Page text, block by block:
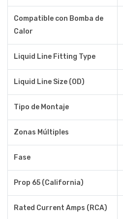
Compatible con Bomba de
Calor
Liquid Line Fitting Type
Liquid Line Size (OD)
Tipo de Montaje
Zonas Múltiples
Fase
Prop 65 (California)
Rated Current Amps (RCA)